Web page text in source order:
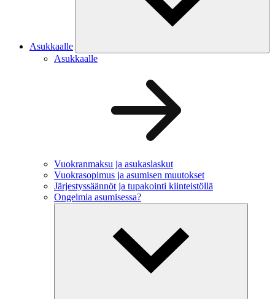
Asukkaalle
Asukkaalle
Vuokranmaksu ja asukaslaskut
Vuokrasopimus ja asumisen muutokset
Järjestyssäännöt ja tupakointi kiinteistöllä
Ongelmia asumisessa?